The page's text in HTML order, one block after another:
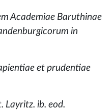
Academiae Baruthinae
in
et prudentiae
Layritz. ib. eod.